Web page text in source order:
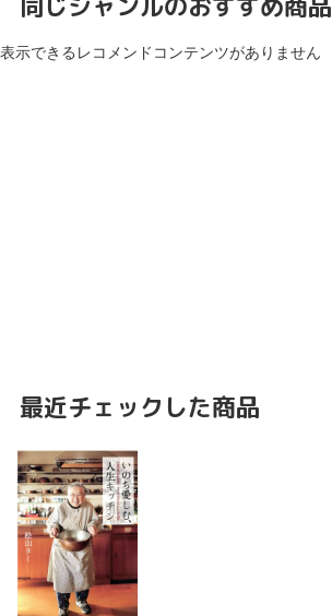
表示できるレコメンドコンテンツがありません
最近チェックした商品